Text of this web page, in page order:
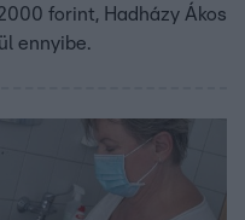
forint, Hadházy Ákos
ennyibe.